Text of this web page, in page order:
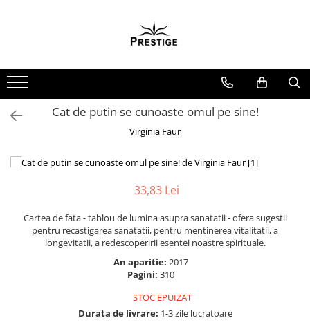
Noutati
Promotii
Pachete Speciale Carti
Arte Divinatorii
Dezvoltare Spirituala
Cat de putin se cunoaste omul pe sine!
Virginia Faur
33,83 Lei
Cartea de fata - tablou de lumina asupra sanatatii - ofera sugestii
pentru recastigarea sanatatii, pentru mentinerea vitalitatii, a
longevitatii, a redescoperirii esentei noastre spirituale.
An aparitie: 2017
Pagini: 310
STOC EPUIZAT
Durata de livrare: 1-3 zile lucratoare